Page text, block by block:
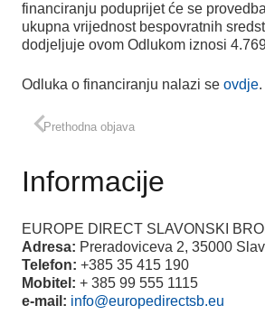
financiranju poduprijet će se
ukupna vrijednost bespovratnih
dodjeljuje ovom Odlukom iznosi
Odluka o financiranju nalazi se ovdje.
Prethodna objava
Informacije
EUROPE DIRECT SLAVONSKI
Adresa: Preradoviceva 2, 35000
Telefon: +385 35 415 190
Mobitel: + 385 99 555 1115
e-mail: info@europedirectsb.eu